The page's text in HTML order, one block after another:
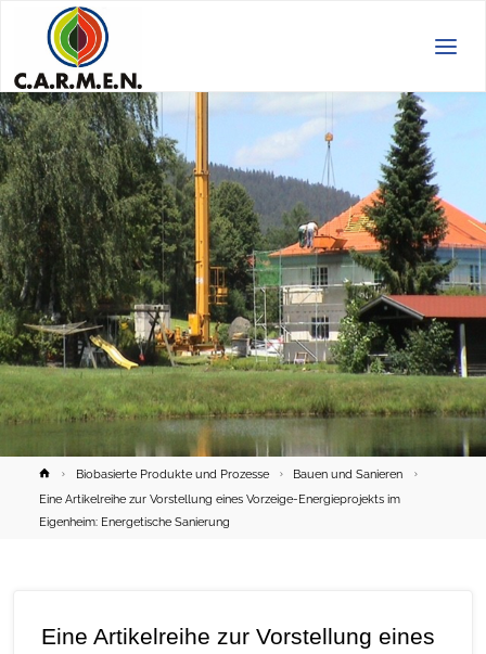
HomeBiobasierte Produkte und Prozesse
Bauen und Sanieren
Eine Artikelreihe zur Vorstellung eines Vorzeige-Energieprojekts im
Eigenheim: Energetische Sanierung
Eine Artikelreihe zur Vorstellung eines